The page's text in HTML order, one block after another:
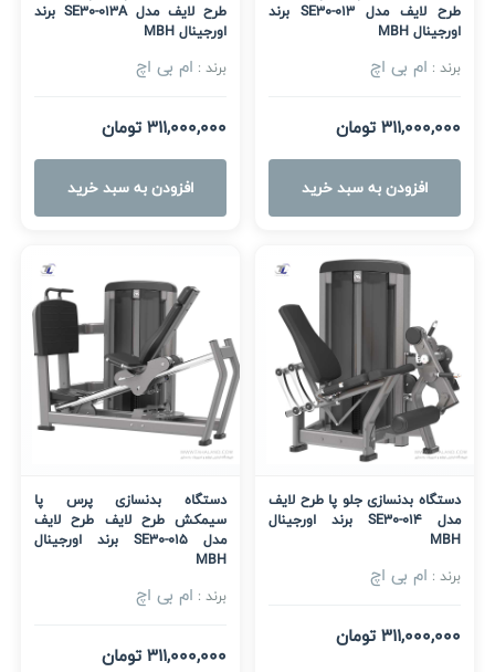
طرح لایف مدل SE30-013 برند
اورجینال MBH
برند : ام بی اچ
311,000,000 تومان
افزودن به سبد خرید
طرح لایف مدل SE30-013A برند
اورجینال MBH
برند : ام بی اچ
311,000,000 تومان
افزودن به سبد خرید
دستگاه بدنسازی جلو پا طرح لایف
مدل SE30-014 برند اورجینال
MBH
برند : ام بی اچ
311,000,000 تومان
دستگاه بدنسازی پرس پا
سیمکش طرح لایف طرح لایف
مدل SE30-015 برند اورجینال
MBH
برند : ام بی اچ
311,000,000 تومان